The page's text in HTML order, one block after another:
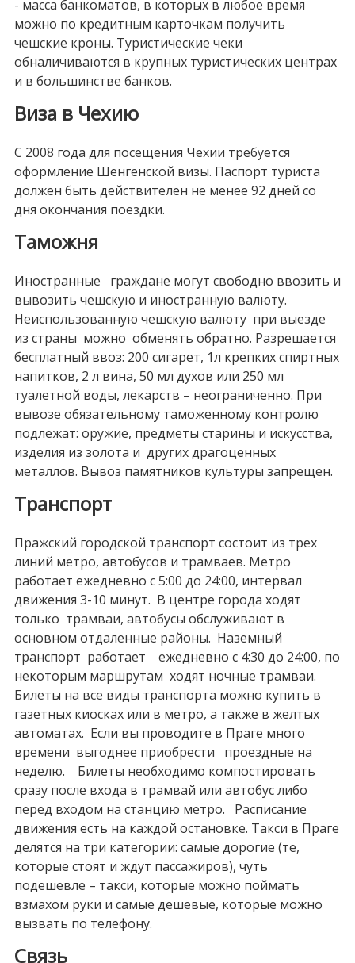
- масса банкоматов, в которых в любое время
можно по кредитным карточкам получить
чешские кроны. Туристические чеки
обналичиваются в крупных туристических центрах
и в большинстве банков.
Виза в Чехию
С 2008 года для посещения Чехии требуется
оформление Шенгенской визы. Паспорт туриста
должен быть действителен не менее 92 дней со
дня окончания поездки.
Таможня
Иностранные граждане могут свободно ввозить и
вывозить чешскую и иностранную валюту.
Неиспользованную чешскую валюту при выезде
из страны можно обменять обратно. Разрешается
бесплатный ввоз: 200 сигарет, 1л крепких спиртных
напитков, 2 л вина, 50 мл духов или 250 мл
туалетной воды, лекарств – неограниченно. При
вывозе обязательному таможенному контролю
подлежат: оружие, предметы старины и искусства,
изделия из золота и других драгоценных
металлов. Вывоз памятников культуры запрещен.
Транспорт
Пражский городской транспорт состоит из трех
линий метро, автобусов и трамваев. Метро
работает ежедневно с 5:00 до 24:00, интервал
движения 3-10 минут. В центре города ходят
только трамваи, автобусы обслуживают в
основном отдаленные районы. Наземный
транспорт работает ежедневно с 4:30 до 24:00, по
некоторым маршрутам ходят ночные трамваи.
Билеты на все виды транспорта можно купить в
газетных киосках или в метро, а также в желтых
автоматах. Если вы проводите в Праге много
времени выгоднее приобрести проездные на
неделю. Билеты необходимо компостировать
сразу после входа в трамвай или автобус либо
перед входом на станцию метро. Расписание
движения есть на каждой остановке. Такси в Праге
делятся на три категории: самые дорогие (те,
которые стоят и ждут пассажиров), чуть
подешевле – такси, которые можно поймать
взмахом руки и самые дешевые, которые можно
вызвать по телефону.
Связь